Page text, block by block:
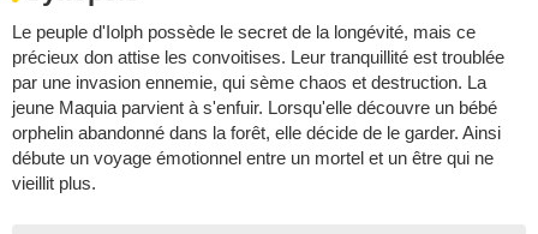
Le peuple d'Iolph possède le secret de la longévité, mais ce
précieux don attise les convoitises. Leur tranquillité est troublée
par une invasion ennemie, qui sème chaos et destruction. La
jeune Maquia parvient à s'enfuir. Lorsqu'elle découvre un bébé
orphelin abandonné dans la forêt, elle décide de le garder. Ainsi
débute un voyage émotionnel entre un mortel et un être qui ne
vieillit plus.